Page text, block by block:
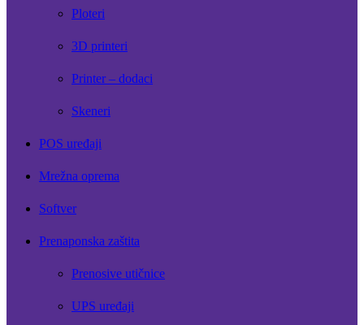
Ploteri
3D printeri
Printer – dodaci
Skeneri
POS uređaji
Mrežna oprema
Softver
Prenaponska zaštita
Prenosive utičnice
UPS uređaji